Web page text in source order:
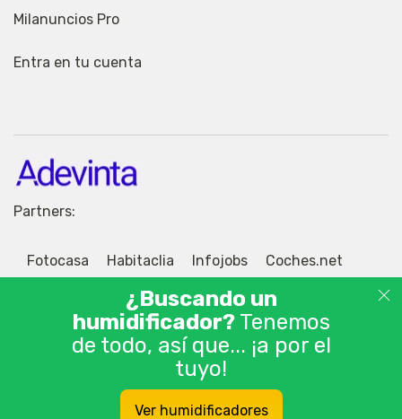
Milanuncios Pro
Entra en tu cuenta
Partners:
Fotocasa Habitaclia Infojobs
Coches.net
Jobisjob
© 2026 Adevinta Motor S.L.U. Tablón de anuncios
¿Buscando un
humidificador?Tenemos
de todo, así que... ¡a por el
tuyo!
Ver humidificadores